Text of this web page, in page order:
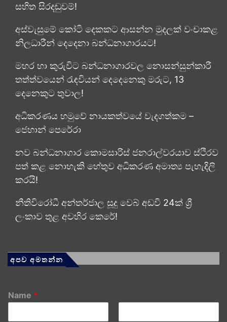
සහිත සිරදඬුවම්!
අස්වැසුමේ කෝටි දෙකකට ආසන්න මුදලක් වංචාකළ
නිලධාරීන් දෙදෙනා බන්ධනාගාරයට!
මහර හා කුරුවිට බන්ධනාගාරවල නොසන්සුන්කාරී
තත්ත්වයෙන් රැඳවියන් දෙදෙනෙකු මරුට, 13
දෙනෙකුට තුවාල!
අධිකරණය හමුවේ නායකත්වයේ වැදගත්කම –
ජෙහාන් පෙරේරා
නව බන්ධනාගාර කොමසාරිස් ජනරාල්වරයාව ස්ථිරව
පත් කළ නොහැකි හේතුව අධිකරණ අමාත්‍ය පැහැදිලි
කරයි!
නීතිවිරෝධී අන්තර්ජාල සූදු වෙබ් අඩවි 24ක් ශ්‍රී
ලංකාව තුළ අවහිර කෙරේ!
අපව අමතන්න
Name *